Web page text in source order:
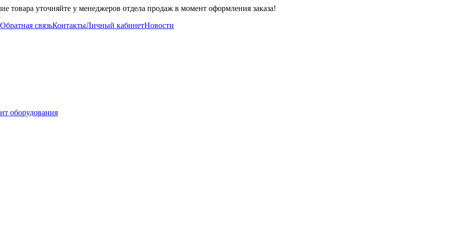
товара уточняйте у менеджеров отдела продаж в момент оформления заказа!
Обратная связьКонтактыЛичный кабинетНовости